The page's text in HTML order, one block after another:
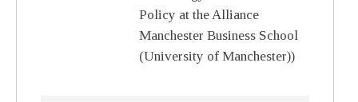
Policy at the Alliance
Manchester Business School
(University of Manchester))